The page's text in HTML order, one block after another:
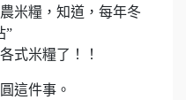
米糧，知道，每年冬
”
式米糧了！！
這件事。